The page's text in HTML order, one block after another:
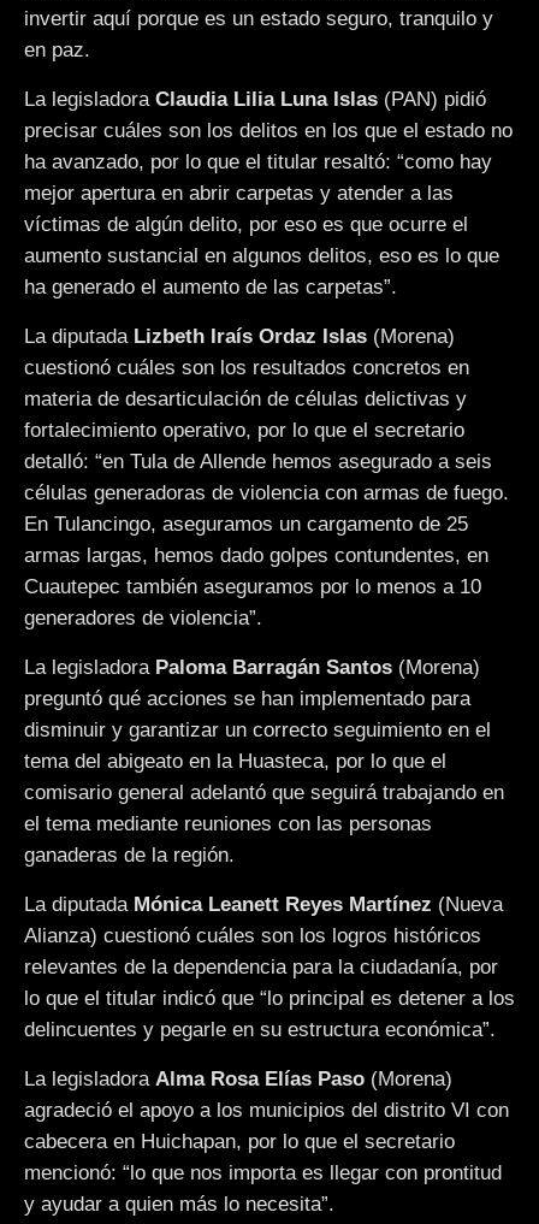
invertir aquí porque es un estado seguro, tranquilo y
en paz.
La legisladora Claudia Lilia Luna Islas (PAN) pidió
precisar cuáles son los delitos en los que el estado no
ha avanzado, por lo que el titular resaltó: “como hay
mejor apertura en abrir carpetas y atender a las
víctimas de algún delito, por eso es que ocurre el
aumento sustancial en algunos delitos, eso es lo que
ha generado el aumento de las carpetas”.
La diputada Lizbeth Iraís Ordaz Islas (Morena)
cuestionó cuáles son los resultados concretos en
materia de desarticulación de células delictivas y
fortalecimiento operativo, por lo que el secretario
detalló: “en Tula de Allende hemos asegurado a seis
células generadoras de violencia con armas de fuego.
En Tulancingo, aseguramos un cargamento de 25
armas largas, hemos dado golpes contundentes, en
Cuautepec también aseguramos por lo menos a 10
generadores de violencia”.
La legisladora Paloma Barragán Santos (Morena)
preguntó qué acciones se han implementado para
disminuir y garantizar un correcto seguimiento en el
tema del abigeato en la Huasteca, por lo que el
comisario general adelantó que seguirá trabajando en
el tema mediante reuniones con las personas
ganaderas de la región.
La diputada Mónica Leanett Reyes Martínez (Nueva
Alianza) cuestionó cuáles son los logros históricos
relevantes de la dependencia para la ciudadanía, por
lo que el titular indicó que “lo principal es detener a los
delincuentes y pegarle en su estructura económica”.
La legisladora Alma Rosa Elías Paso (Morena)
agradeció el apoyo a los municipios del distrito VI con
cabecera en Huichapan, por lo que el secretario
mencionó: “lo que nos importa es llegar con prontitud
y ayudar a quien más lo necesita”.